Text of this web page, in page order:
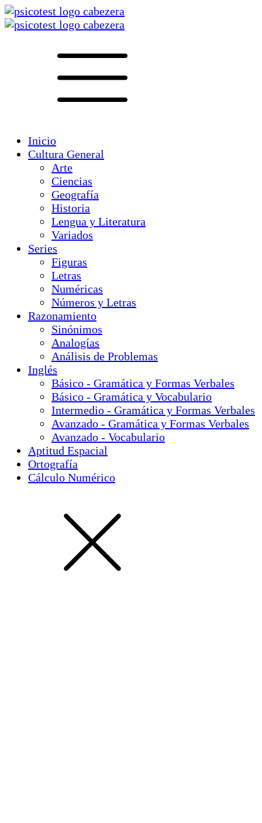
Inicio
Cultura General
Arte
Ciencias
Geografía
Historia
Lengua y Literatura
Variados
Series
Figuras
Letras
Numéricas
Números y Letras
Razonamiento
Sinónimos
Analogías
Análisis de Problemas
Inglés
Básico - Gramática y Formas Verbales
Básico - Gramática y Vocabulario
Intermedio - Gramática y Formas Verbales
Avanzado - Gramática y Formas Verbales
Avanzado - Vocabulario
Aptitud Espacial
Ortografía
Cálculo Numérico